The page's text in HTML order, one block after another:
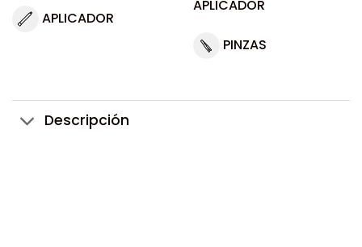
APLICADOR
APLICADOR
PINZAS
Descripción